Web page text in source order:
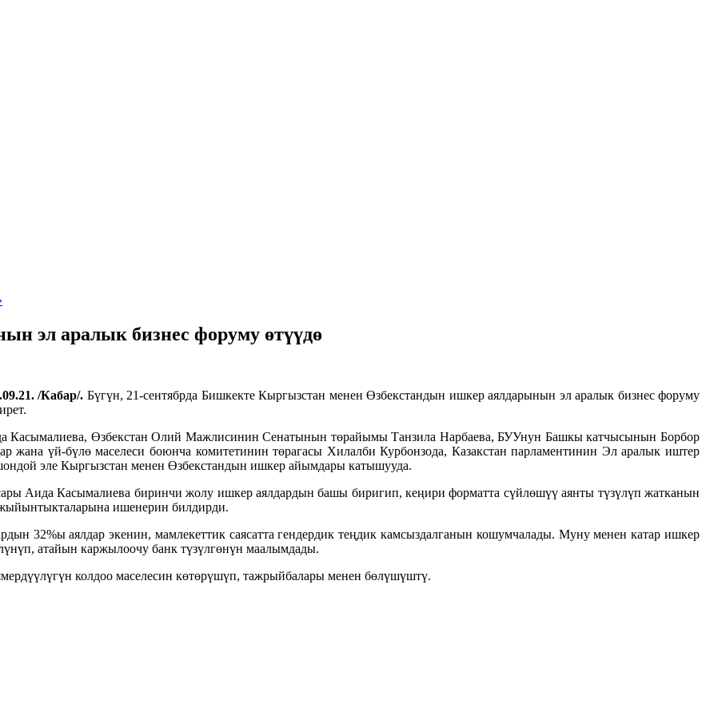
эл аралык бизнес форуму өтүүдө
/Кабар/. Бүгүн, 21-сентябрда Бишкекте Кыргызстан менен Өзбекстандын ишкер аялдарынын эл аралык бизнес форуму
Касымалиева, Өзбекстан Олий Мажлисинин Сенатынын төрайымы Танзила Нарбаева, БУУнун Башкы катчысынын Борбор
жана үй-бүлө маселеси боюнча комитетинин төрагасы Хилалби Курбонзода, Казакстан парламентинин Эл аралык иштер
эле Кыргызстан менен Өзбекстандын ишкер айымдары катышууда.
Аида Касымалиева биринчи жолу ишкер аялдардын башы биригип, кеңири форматта сүйлөшүү аянты түзүлүп жатканын
ишенерин билдирди.
32%ы аялдар экенин, мамлекеттик саясатта гендердик теңдик камсыздалганын кошумчалады. Муну менен катар ишкер
атайын каржылоочу банк түзүлгөнүн маалымдады.
колдоо маселесин көтөрүшүп, тажрыйбалары менен бөлүшүштү.